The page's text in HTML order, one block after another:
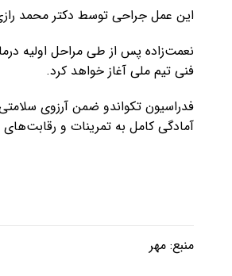
این عمل جراحی توسط دکتر محمد
نعمت‌زاده پس از طی مراحل اولیه
فنی تیم ملی آغاز خواهد کرد.
فدراسیون تکواندو ضمن آرزوی
آمادگی کامل به تمرینات و رقابت‌های
منبع: مهر